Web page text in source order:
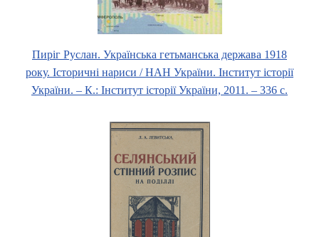
Пиріг Руслан. Українська гетьманська держава 1918
року. Історичні нариси / НАН України. Інститут історії
України. – К.: Інститут історії України, 2011. – 336 с.